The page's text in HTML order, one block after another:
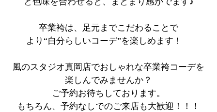
卒業袴は、足元までこだわることで
より“自分らしいコーデ”を楽しめます！
風のスタジオ真岡店でおしゃれな卒業袴コーデを
楽しんでみませんか？
ご予約お待ちしております。
もちろん、予約なしでのご来店も大歓迎！！！